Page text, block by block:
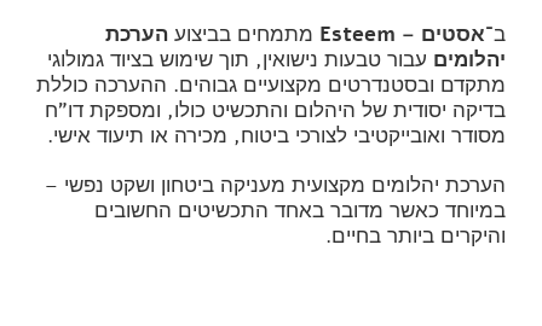
ב־אסטים – Esteem מתמחים בביצוע הערכת
יהלומים עבור טבעות נישואין, תוך שימוש בציוד גמולוגי
מתקדם ובסטנדרטים מקצועיים גבוהים. ההערכה כוללת
בדיקה יסודית של היהלום והתכשיט כולו, ומספקת דו"ח
מסודר ואובייקטיבי לצורכי ביטוח, מכירה או תיעוד אישי.
הערכת יהלומים מקצועית מעניקה ביטחון ושקט נפשי –
במיוחד כאשר מדובר באחד התכשיטים החשובים
והיקרים ביותר בחיים.